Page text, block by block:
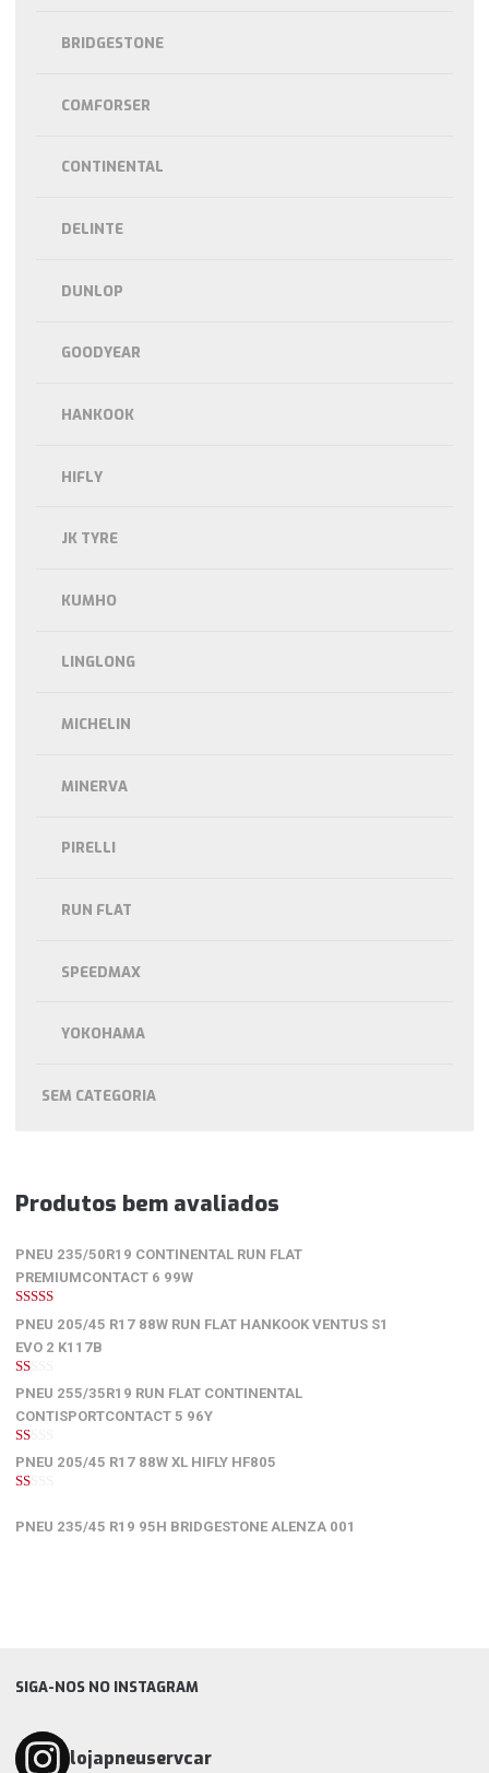
BRIDGESTONE
COMFORSER
CONTINENTAL
DELINTE
DUNLOP
GOODYEAR
HANKOOK
HIFLY
JK TYRE
KUMHO
LINGLONG
MICHELIN
MINERVA
PIRELLI
RUN FLAT
SPEEDMAX
YOKOHAMA
SEM CATEGORIA
Produtos bem avaliados
PNEU 235/50R19 CONTINENTAL RUN FLAT
PREMIUMCONTACT 6 99W
5de 5
PNEU 205/45 R17 88W RUN FLAT HANKOOK VENTUS S1
EVO 2 K117B
1
de
5
PNEU 255/35R19 RUN FLAT CONTINENTAL
CONTISPORTCONTACT 5 96Y
1
de
5
PNEU 205/45 R17 88W XL HIFLY HF805
5
PNEU 235/45 R19 95H BRIDGESTONE ALENZA 001
SIGA-NOS NO INSTAGRAM
lojapneuservcar